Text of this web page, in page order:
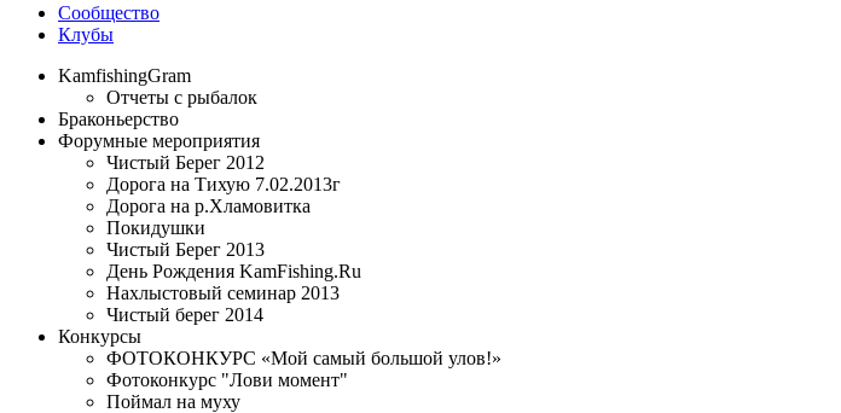
Сообщество
Клубы
KamfishingGram
Отчеты с рыбалок
Браконьерство
Форумные мероприятия
Чистый Берег 2012
Дорога на Тихую 7.02.2013г
Дорога на р.Хламовитка
Покидушки
Чистый Берег 2013
День Рождения KamFishing.Ru
Нахлыстовый семинар 2013
Чистый берег 2014
Конкурсы
ФОТОКОНКУРС «Мой самый большой улов!»
Фотоконкурс "Лови момент"
Поймал на муху